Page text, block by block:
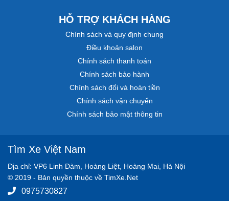
HỖ TRỢ KHÁCH HÀNG
Chính sách và quy định chung
Điều khoản salon
Chính sách thanh toán
Chính sách bảo hành
Chính sách đổi và hoàn tiền
Chính sách vận chuyển
Chính sách bảo mật thông tin
Tìm Xe Việt Nam
Địa chỉ: VP6 Linh Đàm, Hoàng Liệt, Hoàng Mai, Hà Nội
© 2019 - Bản quyền thuộc về TimXe.Net
0975730827